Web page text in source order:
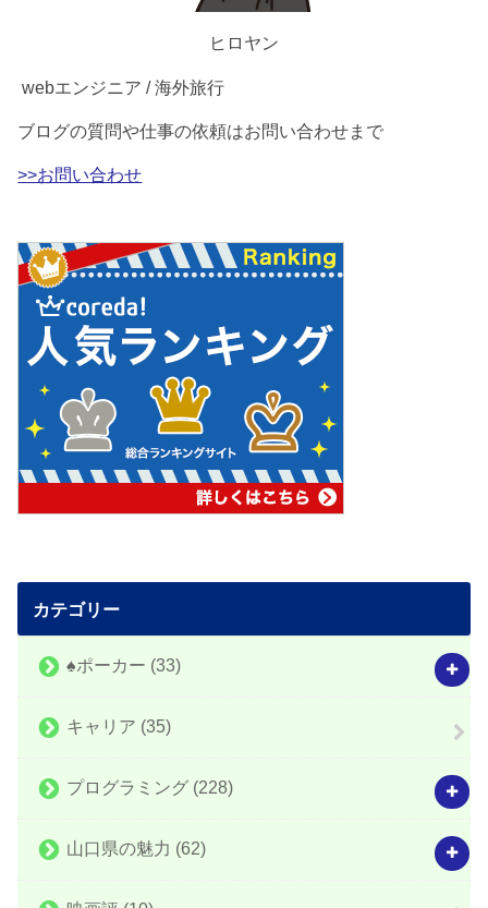
ヒロヤン
webエンジニア / 海外旅行
ブログの質問や仕事の依頼はお問い合わせまで
>>お問い合わせ
カテゴリー
♠️ポーカー (33)
キャリア (35)
プログラミング (228)
山口県の魅力 (62)